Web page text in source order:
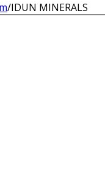
/IDUN MINERALS